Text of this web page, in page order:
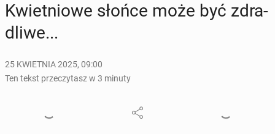
Kwiet­nio­we słońce może być zdra­
dli­we...
25 KWIETNIA 2025, 09:00
Ten tekst przeczytasz w 3 minuty